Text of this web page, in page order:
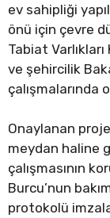
ev sahipliği
önü için çevre
Tabiat
ve şehircilik
çalışmalarında
Onaylanan proje
meydan haline
çalışmasının
Burcu’nun
protokolü